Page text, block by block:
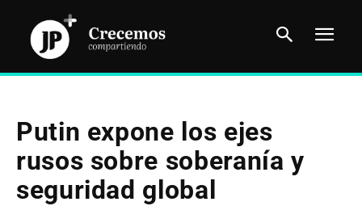
Putin expone los ejes
rusos sobre soberanía y
seguridad global